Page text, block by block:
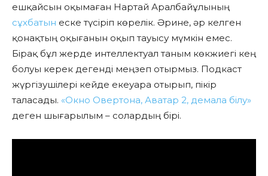
ешқайсын оқымаған Нартай Аралбайұлының
сұхбатын еске түсіріп көрелік. Әрине, әр келген
қонақтың оқығанын оқып тауысу мүмкін емес.
Бірақ бұл жерде интеллектуал таным көкжиегі кең
болуы керек дегенді меңзеп отырмыз. Подкаст
жүргізушілері кейде екеуара отырып, пікір
таласады. «Окно Овертона, Аватар 2, демала білу»
деген шығарылым – солардың бірі.